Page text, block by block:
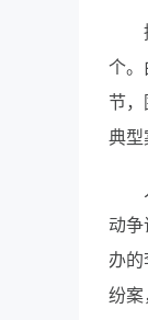
个。
节
典型
动争
办
纷案